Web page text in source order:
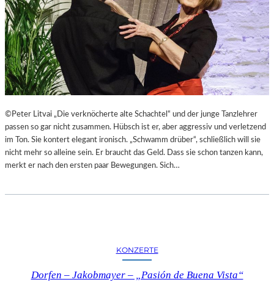
T
L
E
R
I
N
E
N
I
N
D
E
K
©Peter Litvai „Die verknöcherte alte Schachtel“ und der junge Tanzlehrer
passen so gar nicht zusammen. Hübsch ist er, aber aggressiv und verletzend
im Ton. Sie kontert elegant ironisch. „Schwamm drüber“, schließlich will sie
nicht mehr so alleine sein. Er braucht das Geld. Dass sie schon tanzen kann,
merkt er nach den ersten paar Bewegungen. Sich…
KONZERTE
Dorfen – Jakobmayer – „Pasión de Buena Vista“